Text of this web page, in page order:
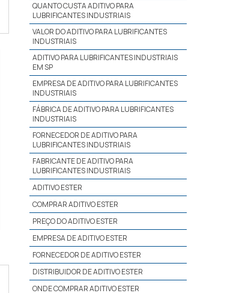
QUANTO CUSTA ADITIVO PARA
LUBRIFICANTES INDUSTRIAIS
VALOR DO ADITIVO PARA LUBRIFICANTES
INDUSTRIAIS
ADITIVO PARA LUBRIFICANTES INDUSTRIAIS
EM SP
EMPRESA DE ADITIVO PARA LUBRIFICANTES
INDUSTRIAIS
FÁBRICA DE ADITIVO PARA LUBRIFICANTES
INDUSTRIAIS
FORNECEDOR DE ADITIVO PARA
LUBRIFICANTES INDUSTRIAIS
FABRICANTE DE ADITIVO PARA
LUBRIFICANTES INDUSTRIAIS
ADITIVO ESTER
COMPRAR ADITIVO ESTER
PREÇO DO ADITIVO ESTER
EMPRESA DE ADITIVO ESTER
FORNECEDOR DE ADITIVO ESTER
DISTRIBUIDOR DE ADITIVO ESTER
ONDE COMPRAR ADITIVO ESTER